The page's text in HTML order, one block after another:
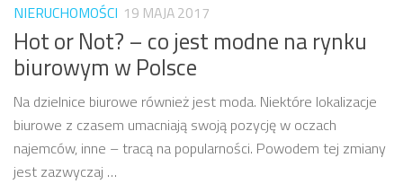
NIERUCHOMOŚCI 19 MAJA 2017
Hot or Not? – co jest modne na rynku
biurowym w Polsce
Na dzielnice biurowe również jest moda. Niektóre lokalizacje
biurowe z czasem umacniają swoją pozycję w oczach
najemców, inne – tracą na popularności. Powodem tej zmiany
jest zazwyczaj …